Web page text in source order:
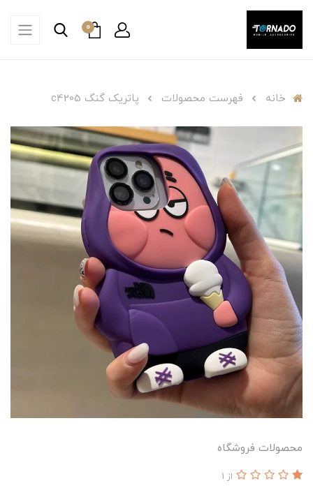
0
خانه فهرست محصولات پاتریک گنگ c4205
محصولات فروشگاه
از 1